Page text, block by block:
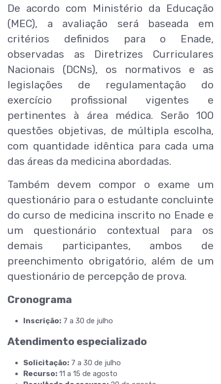
De acordo com Ministério da Educação
(MEC), a avaliação será baseada em
critérios definidos para o Enade,
observadas as Diretrizes Curriculares
Nacionais (DCNs), os normativos e as
legislações de regulamentação do
exercício profissional vigentes e
pertinentes à área médica. Serão 100
questões objetivas, de múltipla escolha,
com quantidade idêntica para cada uma
das áreas da medicina abordadas.
Também devem compor o exame um
questionário para o estudante concluinte
do curso de medicina inscrito no Enade e
um questionário contextual para os
demais participantes, ambos de
preenchimento obrigatório, além de um
questionário de percepção de prova.
Cronograma
Inscrição: 7 a 30 de julho
Atendimento especializado
Solicitação: 7 a 30 de julho
Recurso: 11 a 15 de agosto